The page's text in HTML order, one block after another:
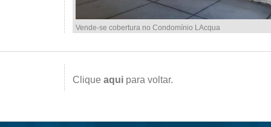
Vende-se cobertura no Condomínio LAcqua
Clique aqui para voltar.